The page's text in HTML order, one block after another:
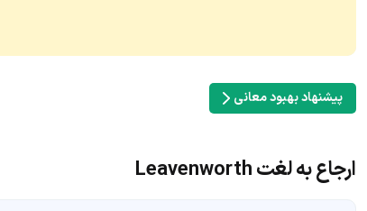
پیشنهاد بهبود معانی
ارجاع به لغت Leavenworth